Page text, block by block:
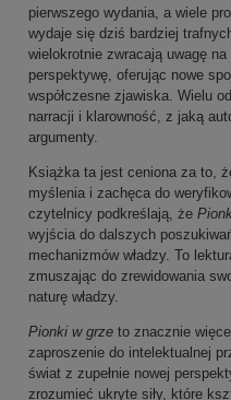
pierwszego wydania, a wiele
wydaje się dziś bardziej
wielokrotnie zwracają uwagę
perspektywę, oferując nowe
współczesne zjawiska. Wielu
narracji i klarowność, z jaką
argumenty.
Książka ta jest ceniona za to,
myślenia i zachęca do
czytelnicy podkreślają, że
wyjścia do dalszych
mechanizmów władzy. To
zmuszając do zrewidowania
naturę władzy.
Pionki w grze to znacznie
zaproszenie do intelektualnej
świat z zupełnie nowej
zrozumieć ukryte siły, które